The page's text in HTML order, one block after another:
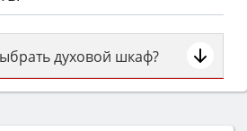
духовой шкаф?
с типом (газовый или